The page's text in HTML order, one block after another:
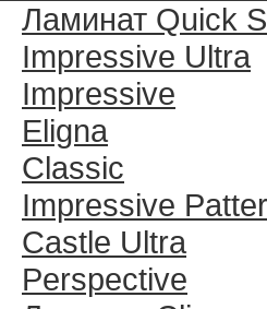
Ламинат Quick
Impressive Ultra
Impressive
Eligna
Classic
Impressive
Castle Ultra
Perspective